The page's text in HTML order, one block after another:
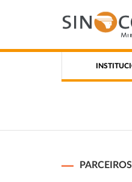
PARCEIROS